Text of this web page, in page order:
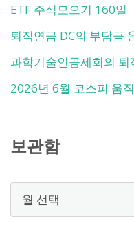
ETF 주식모으기 160일
퇴직연금 DC의 부담금
과학기술인공제회의 퇴
2026년 6월 코스피 움
보관함